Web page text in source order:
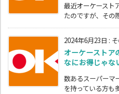
最近オーケースト
たのですが、その
2024年6月23日 :
オーケーストア
なにお得じゃな
数あるスーパーマ
を持っている方も